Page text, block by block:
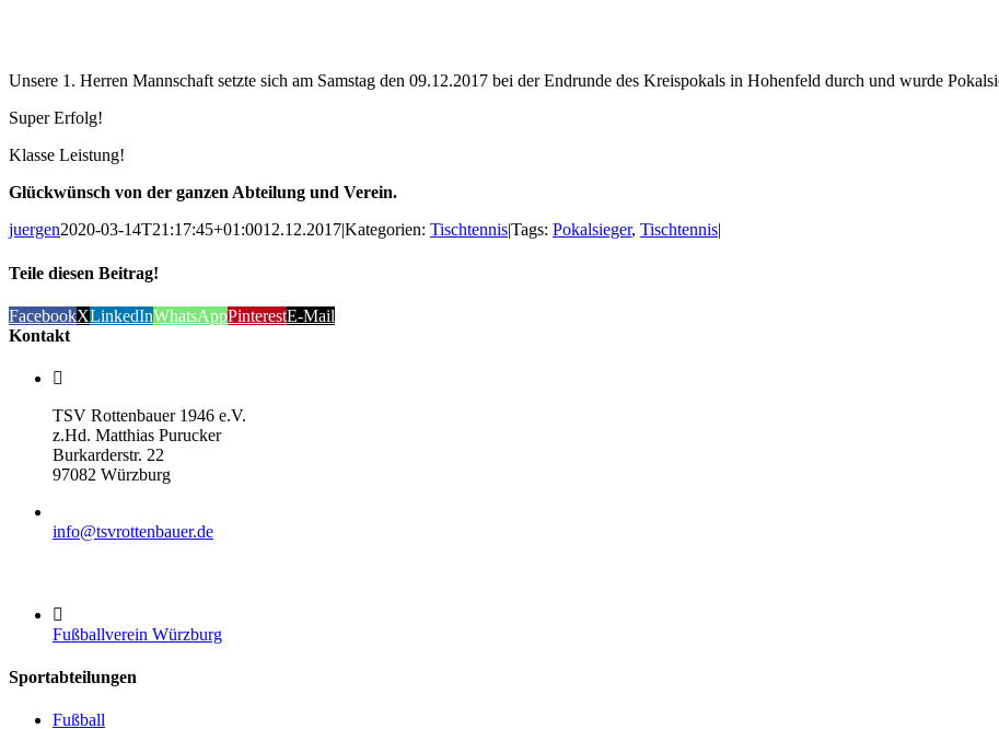
Unsere 1. Herren Mannschaft setzte sich am Samstag den 09.12.2017 bei der Endrunde des Kreispokals in Hohenfeld durch und wurde
Super Erfolg!
Klasse Leistung!
Glückwünsch von der ganzen Abteilung und Verein.
juergen2020-03-14T21:17:45+01:0012.12.2017|Kategorien: Tischtennis|Tags: Pokalsieger, Tischtennis|
Teile diesen Beitrag!
FacebookXLinkedInWhatsAppPinterestE-Mail
Kontakt
TSV Rottenbauer 1946 e.V.
z.Hd. Matthias Purucker
Burkarderstr. 22
97082 Würzburg
info@tsvrottenbauer.de
Fußballverein Würzburg
Sportabteilungen
Fußball